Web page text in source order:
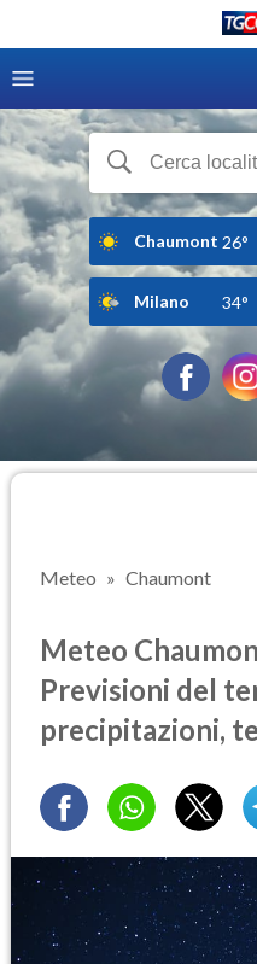
Chaumont 26°
Milano 34°
Meteo Chaumont
Meteo
Previsioni del
precipitazioni,